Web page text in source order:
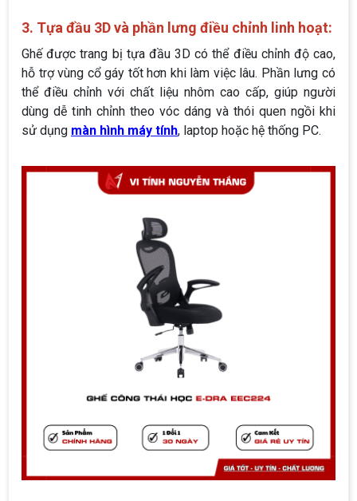
3. Tựa đầu 3D và phần lưng điều chỉnh linh hoạt:
Ghế được trang bị tựa đầu 3D có thể điều chỉnh độ cao,
hỗ trợ vùng cổ gáy tốt hơn khi làm việc lâu. Phần lưng có
thể điều chỉnh với chất liệu nhôm cao cấp, giúp người
dùng dễ tinh chỉnh theo vóc dáng và thói quen ngồi khi
sử dụng màn hình máy tính, laptop hoặc hệ thống PC.